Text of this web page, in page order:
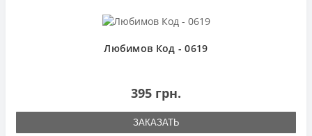
Любимов Код - 0619
395 грн.
ЗАКАЗАТЬ